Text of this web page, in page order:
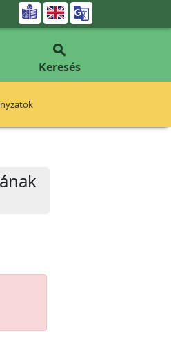


Keresés